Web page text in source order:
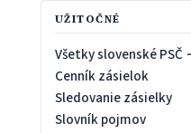
UŽITOČNÉ
Všetky slovenské PSČ
Cenník zásielok
Sledovanie zásielky
Slovník pojmov